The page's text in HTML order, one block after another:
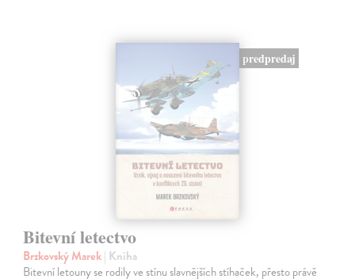
predpredaj
Bitevní letectvo
Brzkovský Marek| Kniha
Bitevní letouny se rodily ve stínu slavnějších stíhaček, přesto právě